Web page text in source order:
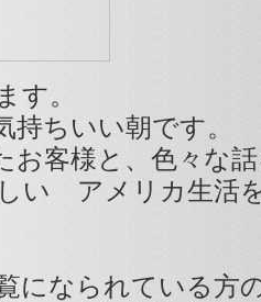
す。
ちいい朝です。
お客様と、色々な
い アメリカ生活
になられている方